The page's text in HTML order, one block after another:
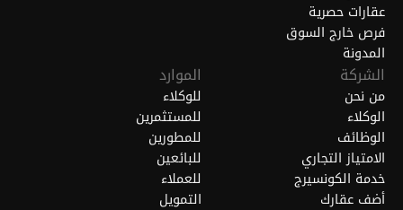
عقارات حصرية
فرص خارج السوق
المدونة
الشركة
من نحن
الوكلاء
الوظائف
الامتياز التجاري
خدمة الكونسيرج
أضف عقارك
الموارد
للوكلاء
للمستثمرين
للمطورين
للبائعين
للعملاء
التمويل